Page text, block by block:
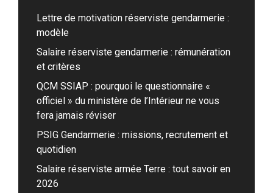
Lettre de motivation réserviste gendarmerie :
modèle
Salaire réserviste gendarmerie : rémunération
et critères
QCM SSIAP : pourquoi le questionnaire «
officiel » du ministère de l’Intérieur ne vous
fera jamais réviser
PSIG Gendarmerie : missions, recrutement et
quotidien
Salaire réserviste armée Terre : tout savoir en
2026